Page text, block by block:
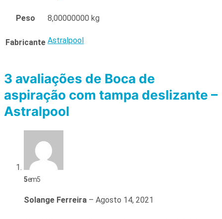
Peso 8,00000000 kg
Fabricante Astralpool
3 avaliações de Boca de
aspiração com tampa deslizante –
Astralpool
5em 5
Solange Ferreira – Agosto 14, 2021